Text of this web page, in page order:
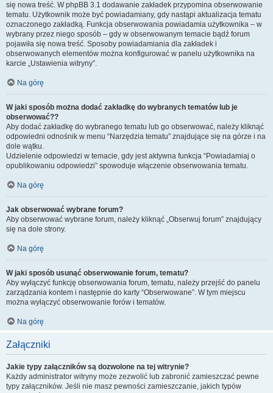
się nowa treść. W phpBB 3.1 dodawanie zakładek przypomina obserwowanie
tematu. Użytkownik może być powiadamiany, gdy nastąpi aktualizacja tematu
oznaczonego zakładką. Funkcja obserwowania powiadamia użytkownika – w
wybrany przez niego sposób – gdy w obserwowanym temacie bądź forum
pojawiła się nowa treść. Sposoby powiadamiania dla zakładek i
obserwowanych elementów można konfigurować w panelu użytkownika na
karcie „Ustawienia witryny”.
Na górę
W jaki sposób można dodać zakładkę do wybranych tematów lub je
obserwować??
Aby dodać zakładkę do wybranego tematu lub go obserwować, należy kliknąć
odpowiedni odnośnik w menu “Narzędzia tematu” znajdujące się na górze i na
dole wątku.
Udzielenie odpowiedzi w temacie, gdy jest aktywna funkcja “Powiadamiaj o
opublikowaniu odpowiedzi” spowoduje włączenie obserwowania tematu.
Na górę
Jak obserwować wybrane forum?
Aby obserwować wybrane forum, należy kliknąć „Obserwuj forum” znajdujący
się na dole strony.
Na górę
W jaki sposób usunąć obserwowanie forum, tematu?
Aby wyłączyć funkcję obserwowania forum, tematu, należy przejść do panelu
zarządzania kontem i następnie do karty “Obserwowane”. W tym miejscu
można wyłączyć obserwowanie forów i tematów.
Na górę
Załączniki
Jakie typy załączników są dozwolone na tej witrynie?
Każdy administrator witryny może zezwolić lub zabronić zamieszczać pewne
typy załączników. Jeśli nie masz pewności zamieszczanie, jakich typów